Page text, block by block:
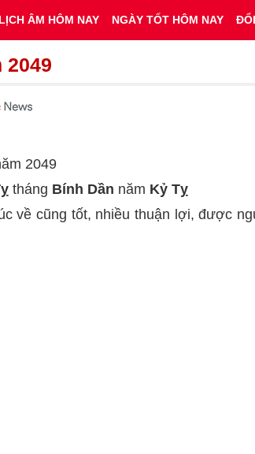
LỊCH ÂM HÔM NAY NGÀY TỐT HÔM NAY
2049
2049
tháng Bính Dần năm Kỷ Tỵ
về cũng tốt, nhiều thuận lợi, được